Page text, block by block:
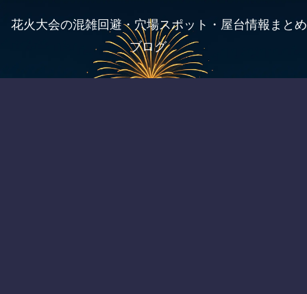
花火大会の混雑回避・穴場スポット・屋台情報まとめ
ブログ